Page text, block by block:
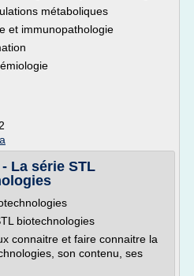
métaboliques
et immunopathologie
La série STL
biotechnologies
connaitre et faire connaitre la
son contenu, ses